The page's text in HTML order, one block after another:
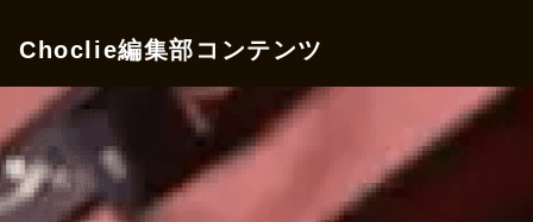
Choclie編集部コンテンツ